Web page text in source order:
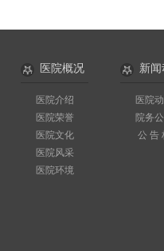
医院概况
医院介绍
医院荣誉
医院文化
医院风采
医院环境
新
医院
院务
公 告